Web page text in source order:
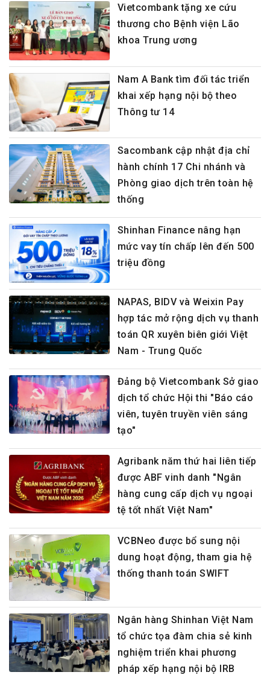
Vietcombank tặng xe cứu
thương cho Bệnh viện Lão
khoa Trung ương
Nam A Bank tìm đối tác triển
khai xếp hạng nội bộ theo
Thông tư 14
Sacombank cập nhật địa chỉ
hành chính 17 Chi nhánh và
Phòng giao dịch trên toàn hệ
thống
Shinhan Finance nâng hạn
mức vay tín chấp lên đến 500
triệu đồng
NAPAS, BIDV và Weixin Pay
hợp tác mở rộng dịch vụ thanh
toán QR xuyên biên giới Việt
Nam - Trung Quốc
Đảng bộ Vietcombank Sở giao
dịch tổ chức Hội thi "Báo cáo
viên, tuyên truyền viên sáng
tạo"
Agribank năm thứ hai liên tiếp
được ABF vinh danh "Ngân
hàng cung cấp dịch vụ ngoại
tệ tốt nhất Việt Nam"
VCBNeo được bổ sung nội
dung hoạt động, tham gia hệ
thống thanh toán SWIFT
Ngân hàng Shinhan Việt Nam
tổ chức tọa đàm chia sẻ kinh
nghiệm triển khai phương
pháp xếp hạng nội bộ IRB